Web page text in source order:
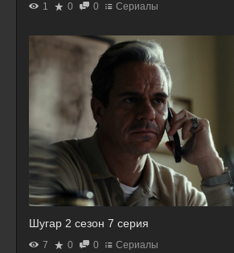
1 0 0 Сериалы
Шугар 2 сезон 7 серия
7 0 0 Сериалы